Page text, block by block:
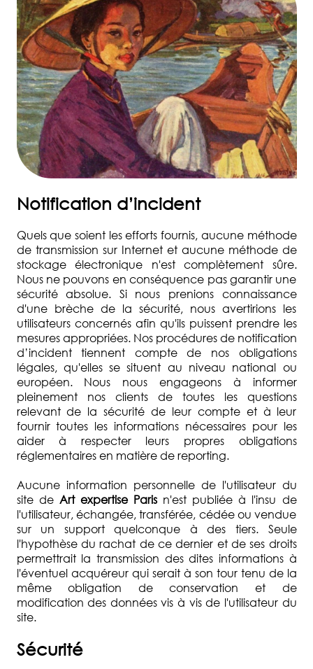
Notification d’incident
Quels que soient les efforts fournis, aucune méthode
de transmission sur Internet et aucune méthode de
stockage électronique n'est complètement sûre.
Nous ne pouvons en conséquence pas garantir une
sécurité absolue. Si nous prenions connaissance
d'une brèche de la sécurité, nous avertirions les
utilisateurs concernés afin qu'ils puissent prendre les
mesures appropriées. Nos procédures de notification
d’incident tiennent compte de nos obligations
légales, qu'elles se situent au niveau national ou
européen. Nous nous engageons à informer
pleinement nos clients de toutes les questions
relevant de la sécurité de leur compte et à leur
fournir toutes les informations nécessaires pour les
aider à respecter leurs propres obligations
réglementaires en matière de reporting.
Aucune information personnelle de l'utilisateur du
site de Art expertise Parisn'est publiée à l'insu de
l'utilisateur, échangée, transférée, cédée ou vendue
sur un support quelconque à des tiers. Seule
l'hypothèse du rachat de ce dernier et de ses droits
permettrait la transmission des dites informations à
l'éventuel acquéreur qui serait à son tour tenu de la
même obligation de conservation et de
modification des données vis à vis de l'utilisateur du
site.
Sécurité